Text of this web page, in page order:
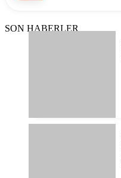
SON HABERLER